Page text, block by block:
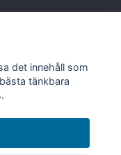
det innehåll som
tänkbara